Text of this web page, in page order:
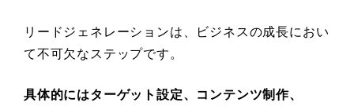
リードジェネレーションは、ビジネスの成長におい
て不可欠なステップです。
具体的にはターゲット設定、コンテンツ制作、